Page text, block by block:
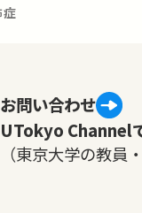
お問い合わせ
UTokyo Channel
（東京大学の教員